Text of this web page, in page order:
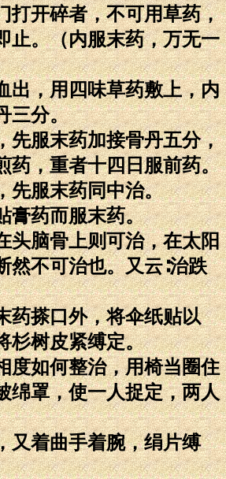
打开碎者，不可用草药，
止。（内服末药，万无一
出，用四味草药敷上，内
三分。
先服末药加接骨丹五分，
药，重者十四日服前药。
先服末药同中治。
膏药而服末药。
头脑骨上则可治，在太阳
然不可治也。又云∶治跌
药搽口外，将伞纸贴以
杉树皮紧缚定。
度如何整治，用椅当圈住
绵罩，使一人捉定，两人
又着曲手着腕，绢片缚